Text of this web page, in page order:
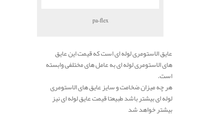
pa-flex
عایق الاستومری لوله ای است که قیمت این عایق
های الاستومری لوله ای به عامل های مختلفی وابسته
است.
هر چه میزان ضخامت و سایز عایق های الاستومری
لوله ای بیشتر باشد طبیعتا قیمت عایق لوله ای نیز
بیشتر خواهد شد